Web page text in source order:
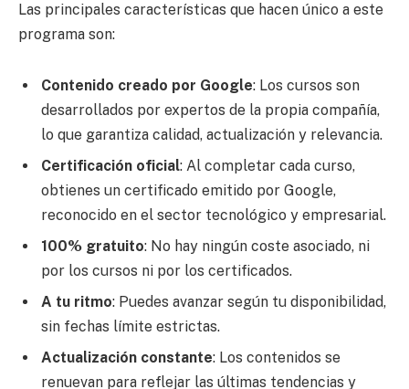
Las principales características que hacen único a este
programa son:
Contenido creado por Google: Los cursos son
desarrollados por expertos de la propia compañía,
lo que garantiza calidad, actualización y relevancia.
Certificación oficial: Al completar cada curso,
obtienes un certificado emitido por Google,
reconocido en el sector tecnológico y empresarial.
100% gratuito: No hay ningún coste asociado, ni
por los cursos ni por los certificados.
A tu ritmo: Puedes avanzar según tu disponibilidad,
sin fechas límite estrictas.
Actualización constante: Los contenidos se
renuevan para reflejar las últimas tendencias y